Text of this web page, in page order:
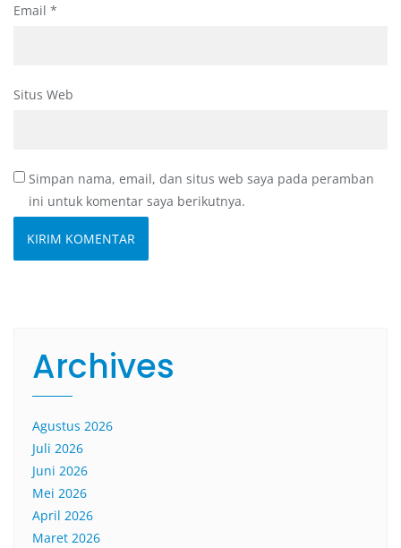
Email *
Situs Web
Simpan nama, email, dan situs web saya pada peramban
ini untuk komentar saya berikutnya.
Archives
Agustus 2026
Juli 2026
Juni 2026
Mei 2026
April 2026
Maret 2026